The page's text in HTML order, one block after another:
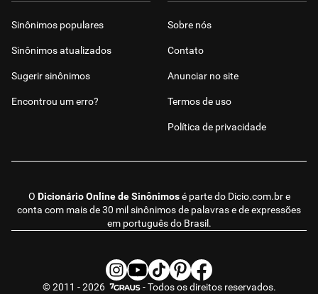
O Dicionário Online de Sinônimosé parte do Dicio.com.bre
conta com mais de 30 mil sinônimos de palavras e de expressões
em português do Brasil.
Sinônimos populares
Sinônimos atualizados
Sugerir sinônimos
Encontrou um erro?
Sobre nós
Contato
Anunciar no site
Termos de uso
Política de privacidade
© 2011 - 2026 - Todos os direitos reservados.